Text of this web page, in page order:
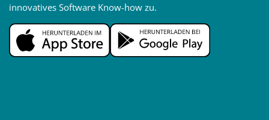
innovatives Software Know-how zu.